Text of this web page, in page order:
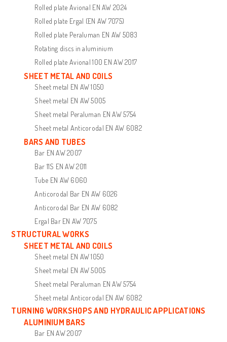
Rolled plate Avional EN AW 2024
Rolled plate Ergal (EN AW 7075)
Rolled plate Peraluman EN AW 5083
Rotating discs in aluminium
Rolled plate Avional 100 EN AW 2017
SHEET METAL AND COILS
Sheet metal EN AW 1050
Sheet metal EN AW 5005
Sheet metal Peraluman EN AW 5754
Sheet metal Anticorodal EN AW 6082
BARS AND TUBES
Bar EN AW 2007
Bar 11S EN AW 2011
Tube EN AW 6060
Anticorodal Bar EN AW 6026
Anticorodal Bar EN AW 6082
Ergal Bar EN AW 7075
STRUCTURAL WORKS
SHEET METAL AND COILS
Sheet metal EN AW 1050
Sheet metal EN AW 5005
Sheet metal Peraluman EN AW 5754
Sheet metal Anticorodal EN AW 6082
TURNING WORKSHOPS AND HYDRAULIC APPLICATIONS
ALUMINIUM BARS
Bar EN AW 2007